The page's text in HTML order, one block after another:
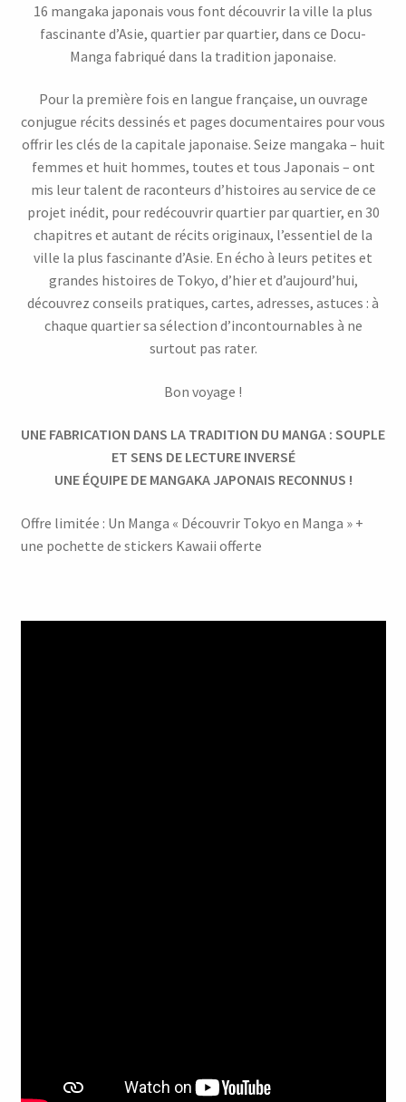
16 mangaka japonais vous font découvrir la ville la plus
fascinante d’Asie, quartier par quartier, dans ce Docu-
Manga fabriqué dans la tradition japonaise.
Pour la première fois en langue française, un ouvrage
conjugue récits dessinés et pages documentaires pour vous
offrir les clés de la capitale japonaise. Seize mangaka – huit
femmes et huit hommes, toutes et tous Japonais – ont
mis leur talent de raconteurs d’histoires au service de ce
projet inédit, pour redécouvrir quartier par quartier, en 30
chapitres et autant de récits originaux, l’essentiel de la
ville la plus fascinante d’Asie. En écho à leurs petites et
grandes histoires de Tokyo, d’hier et d’aujourd’hui,
découvrez conseils pratiques, cartes, adresses, astuces : à
chaque quartier sa sélection d’incontournables à ne
surtout pas rater.
Bon voyage !
UNE FABRICATION DANS LA TRADITION DU MANGA : SOUPLE
ET SENS DE LECTURE INVERSÉ
UNE ÉQUIPE DE MANGAKA JAPONAIS RECONNUS !
Offre limitée : Un Manga « Découvrir Tokyo en Manga » +
une pochette de stickers Kawaii offerte